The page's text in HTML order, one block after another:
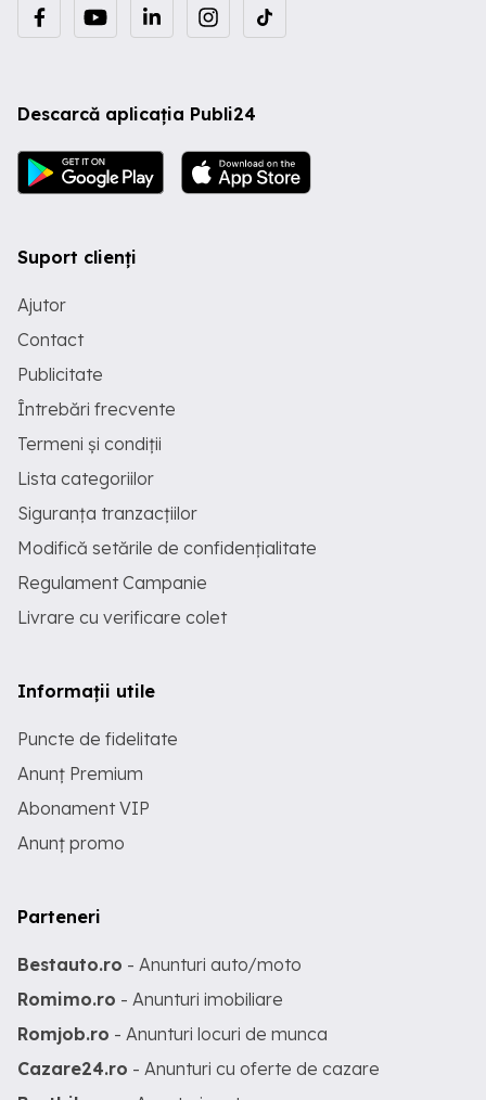
Descarcă aplicația Publi24
Suport clienți
Ajutor
Contact
Publicitate
Întrebări frecvente
Termeni și condiții
Lista categoriilor
Siguranța tranzacțiilor
Modifică setările de confidențialitate
Regulament Campanie
Livrare cu verificare colet
Informații utile
Puncte de fidelitate
Anunț Premium
Abonament VIP
Anunț promo
Parteneri
Bestauto.ro - Anunturi auto/moto
Romimo.ro - Anunturi imobiliare
Romjob.ro - Anunturi locuri de munca
Cazare24.ro - Anunturi cu oferte de cazare